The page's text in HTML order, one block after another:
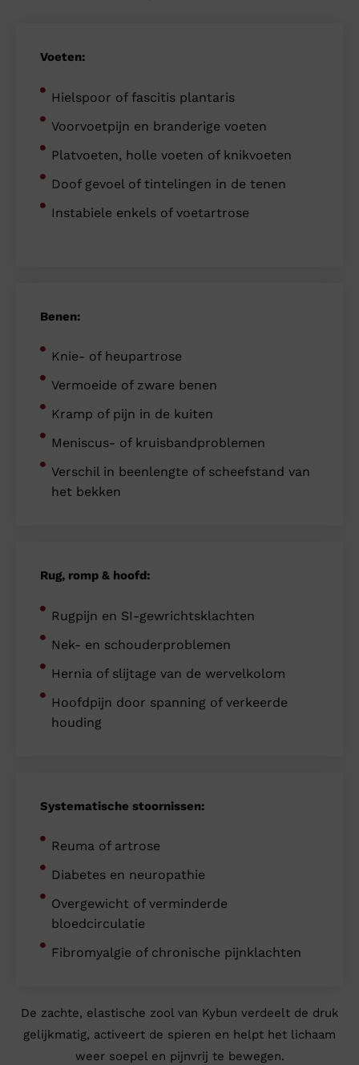
Voeten:
Hielspoor of fascitis plantaris
Voorvoetpijn en branderige voeten
Platvoeten, holle voeten of knikvoeten
Doof gevoel of tintelingen in de tenen
Instabiele enkels of voetartrose
Benen:
Knie- of heupartrose
Vermoeide of zware benen
Kramp of pijn in de kuiten
Meniscus- of kruisbandproblemen
Verschil in beenlengte of scheefstand van
het bekken
Rug, romp & hoofd:
Rugpijn en SI-gewrichtsklachten
Nek- en schouderproblemen
Hernia of slijtage van de wervelkolom
Hoofdpijn door spanning of verkeerde
houding
Systematische stoornissen:
Reuma of artrose
Diabetes en neuropathie
Overgewicht of verminderde
bloedcirculatie
Fibromyalgie of chronische pijnklachten
De zachte, elastische zool van Kybun verdeelt de druk
gelijkmatig, activeert de spieren en helpt het lichaam
weer soepel en pijnvrij te bewegen.